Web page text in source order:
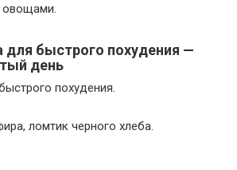
овощами.
быстрого похудения —
день
похудения.
ломтик черного хлеба.